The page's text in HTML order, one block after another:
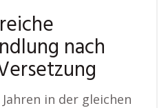
nach
Jahren in der gleichen